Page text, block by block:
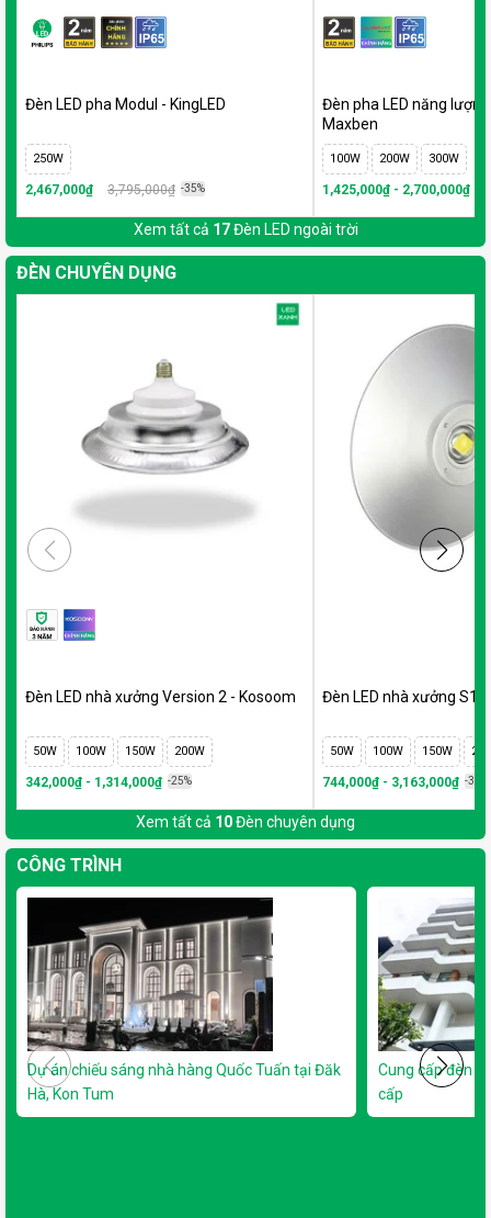
Đèn LED pha Modul - KingLED
250W
2,467,000₫ 3,795,000₫ -35%
Đèn pha LED năng
Maxben
100W 200W 300W
1,425,000₫ - 2,700,000₫
Xem tất cả 17Đèn LED ngoài trời
ĐÈN CHUYÊN DỤNG
Đèn LED nhà xưởng Version 2 - Kosoom
50W 100W 150W 200W
342,000₫ - 1,314,000₫ -25%
Đèn LED nhà xưởng S1
50W 100W 150W
744,000₫ - 3,163,000₫ -35%
Xem tất cả 10Đèn chuyên dụng
CÔNG TRÌNH
Dự án chiếu sáng nhà hàng Quốc Tuấn tại Đăk
Hà, Kon Tum
Cung cấp đèn
cấp